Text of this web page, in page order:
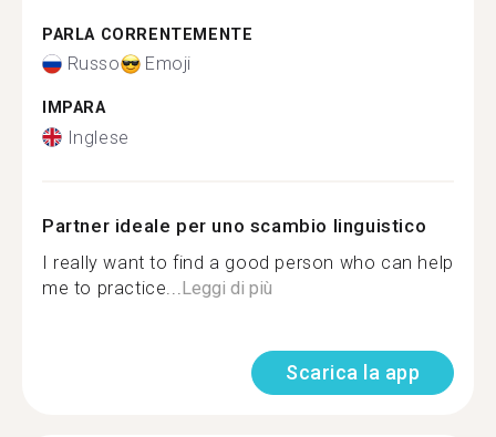
PARLA CORRENTEMENTE
Russo Emoji
IMPARA
Inglese
Partner ideale per uno scambio linguistico
I really want to find a good person who can help
me to practice... Leggi di più
Scarica la app